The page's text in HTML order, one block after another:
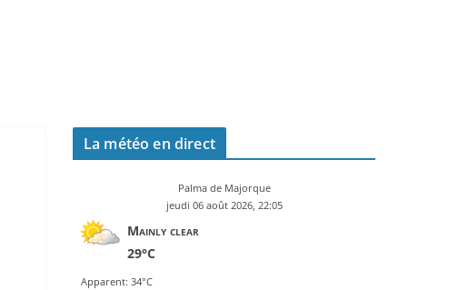
La météo en direct
Palma de Majorque
jeudi 06 août 2026, 22:05
Mainly clear
29°C
Apparent: 34°C